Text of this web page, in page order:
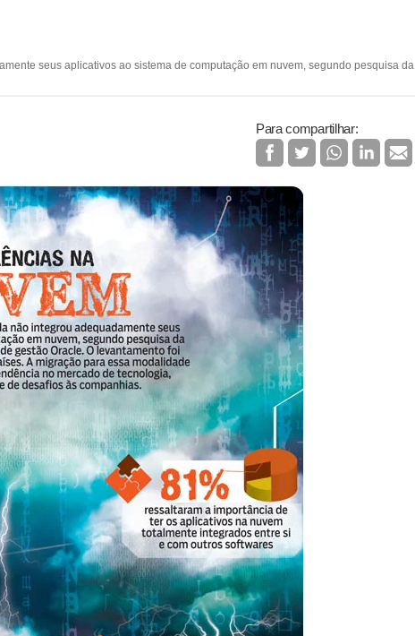
seus aplicativos ao sistema de computação em nuvem, segundo pesquisa da
Para compartilhar: